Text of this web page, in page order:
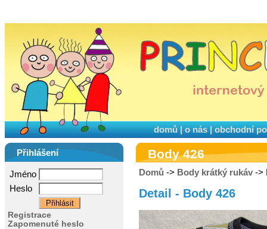
domů|o nás|obchodní
Přihlášení
Jméno
Heslo
Registrace
Zapomenuté heslo
Body 426
Domů -> Body krátký rukáv ->
Detail - Body 426